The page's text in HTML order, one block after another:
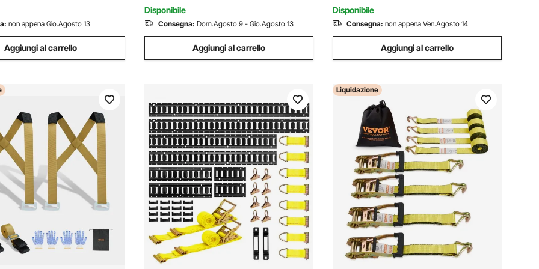
non appena Gio.Agosto 13
Aggiungi al carrello
da 4
Disponibile
Consegna: Dom.Agosto 9 - Gio.Agosto 13
Aggiungi al carrello
Furgoni
Disponibile
Consegna: non appena Ven.Agosto 14
Aggiungi al carrello
Liquidazione